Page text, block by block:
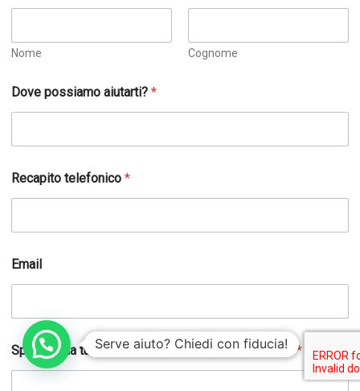
Nome Cognome
R
a
n
e
*
Dove possiamo aiutarti?*
Recapito telefonico*
Email
Specifica la tua richiesta e come possiamo aiutarti*
Serve aiuto? Chiedi con fiducia!